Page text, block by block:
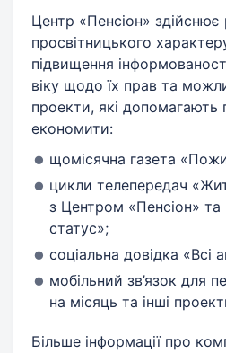
Центр «Пенсіон» здійснює
просвітницького
підвищення
віку щодо їх прав та
проекти, які допомагають
економити:
щомісячна газета
цикли телепередач
з Центром «Пенсіон» та
статус»;
соціальна довідка «Всі
мобільний зв’язок для
на місяць та інші
Більше інформації про